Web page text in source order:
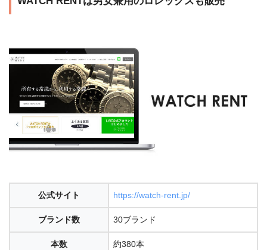
公式サイト https://watch-rent.jp/
ブランド数 30ブランド
本数 約380本